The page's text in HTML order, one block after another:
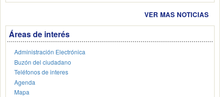
VER MAS NOTICIAS
Áreas de interés
Administración Electrónica
Buzón del ciudadano
Teléfonos de interes
Agenda
Mapa